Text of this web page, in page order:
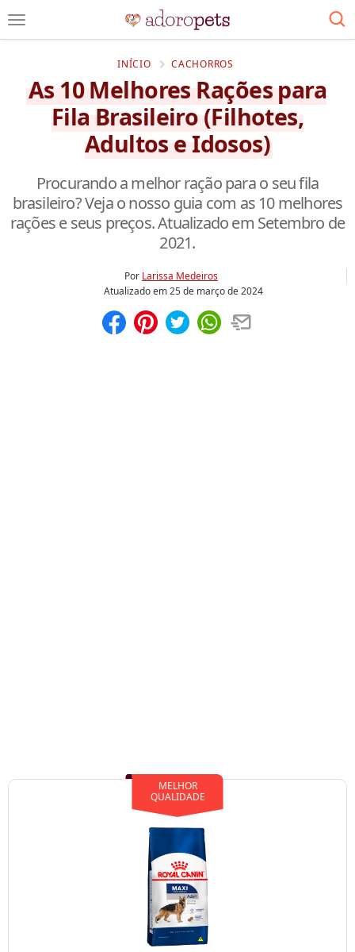
INÍCIO CACHORROS
As 10 Melhores Rações para
Fila Brasileiro (Filhotes,
Adultos e Idosos)
Procurando a melhor ração para o seu fila
brasileiro? Veja o nosso guia com as 10 melhores
rações e seus preços. Atualizado em Setembro de
2021.
Por Larissa Medeiros
Atualizado em25 de março de 2024
MELHOR
QUALIDADE